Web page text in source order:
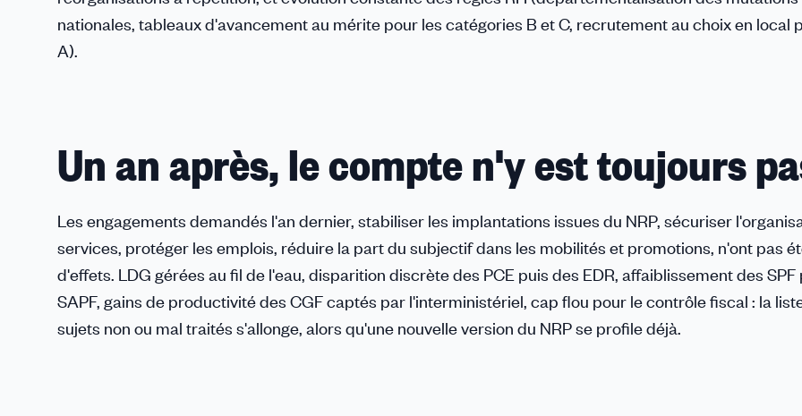
nationales, tableaux d'avancement au mérite pour les catégories B et C, recrutement au choix en local
A).
Un an après, le compte n'y est toujours
Les engagements demandés l'an dernier, stabiliser les implantations issues du NRP, sécuriser
services, protéger les emplois, réduire la part du subjectif dans les mobilités et promotions, n'ont pas
d'effets. LDG gérées au fil de l'eau, disparition discrète des PCE puis des EDR, affaiblissement des SPF
SAPF, gains de productivité des CGF captés par l'interministériel, cap flou pour le contrôle fiscal : la
sujets non ou mal traités s'allonge, alors qu'une nouvelle version du NRP se profile déjà.